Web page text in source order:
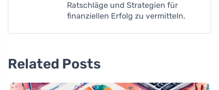
Ratschläge und Strategien für
finanziellen Erfolg zu vermitteln.
Related Posts